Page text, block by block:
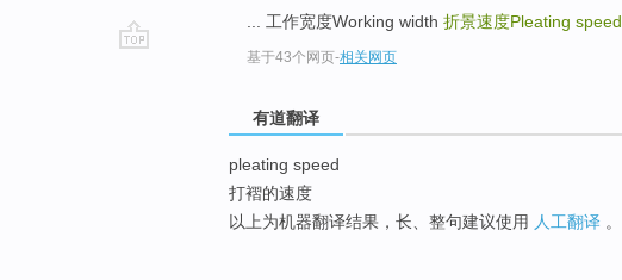
... 工作宽度Working width 折景速度Pleating speed
基于43个网页-相关网页
有道翻译
pleating speed
打褶的速度
以上为机器翻译结果，长、整句建议使用 人工翻译 。